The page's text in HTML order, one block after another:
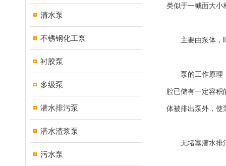
清水泵
不锈钢化工泵
衬胶泵
多级泵
潜水排污泵
潜水渣浆泵
污水泵
类似于一截面大小
主要由泵体，叶
泵的工作原理：
腔已储有一定容积
体被排出泵外，使
无堵塞潜水排污